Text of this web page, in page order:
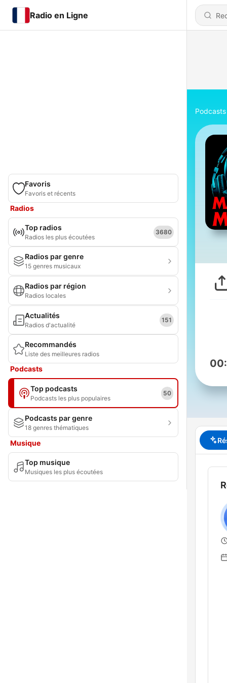
Radio en Ligne
Favoris
Favoris et récents
Radios
Top radios
Radios les plus écoutées
3680
Radios par genre
15 genres musicaux
Radios par région
Radios locales
Actualités
Radios d'actualité
151
Recommandés
Liste des meilleures radios
Podcasts
Top podcasts
Podcasts les plus populaires
50
Podcasts par genre
18 genres thématiques
Musique
Top musique
Musiques les plus écoutées
Podcasts